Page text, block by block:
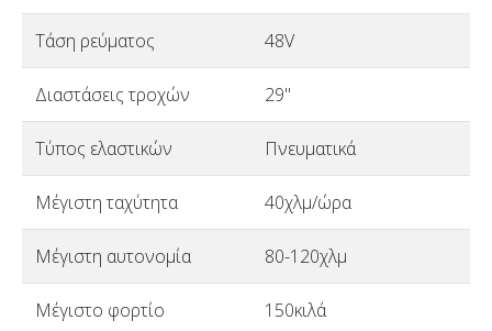
Τάση ρεύματος 48V
Διαστάσεις τροχών 29"
Τύπος ελαστικών Πνευματικά
Μέγιστη ταχύτητα 40χλμ/ώρα
Μέγιστη αυτονομία 80-120χλμ
Μέγιστο φορτίο 150κιλά